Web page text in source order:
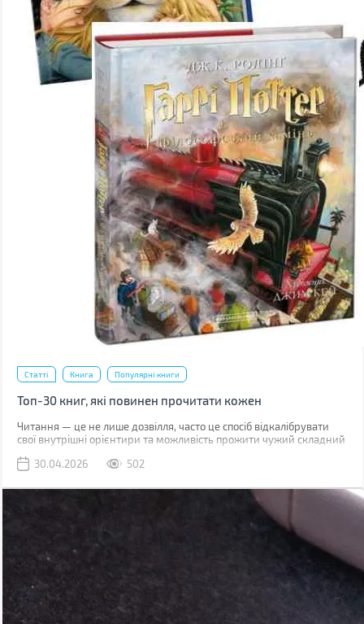
Статті Книга Популярні книги
Топ-30 книг, які повинен прочитати кожен
Читання — це не лише дозвілля, часто це спосіб відкалібрувати
свої внутрішні орієнтири та можливість прожити чужий складний
30.04.2026
502